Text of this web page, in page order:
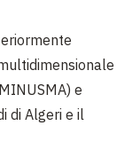
e
di Algeri e il